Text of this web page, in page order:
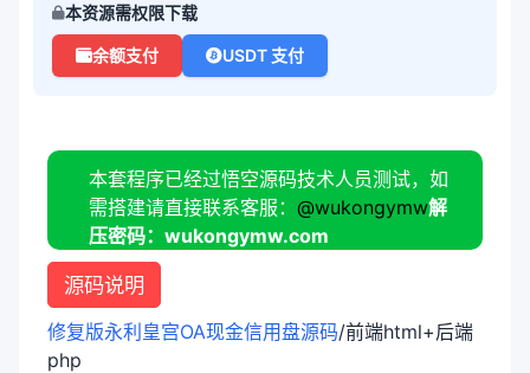
本资源需权限下载
余额支付 USDT 支付
本套程序已经过悟空源码技术人员测试，如
需搭建请直接联系客服： @wukongymw解
压密码：wukongymw.com
源码说明
修复版永利皇宫OA现金信用盘源码/前端html+后端
php